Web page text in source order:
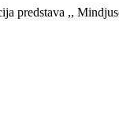
predstava ,,